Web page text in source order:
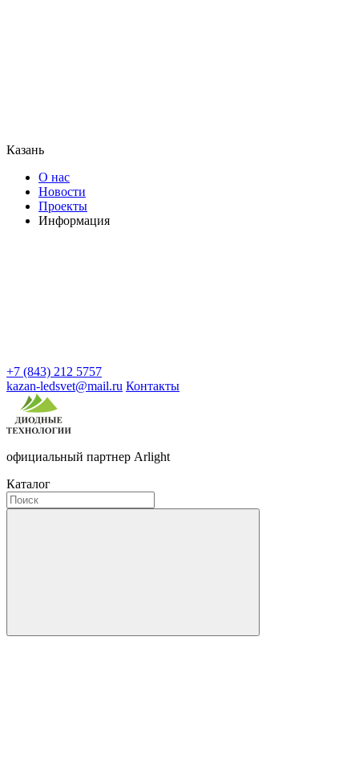
Казань
О нас
Новости
Проекты
Информация
+7 (843) 212 5757
kazan-ledsvet@mail.ru Контакты
официальный партнер Arlight
Каталог